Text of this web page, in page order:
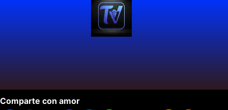
Comparte con amor